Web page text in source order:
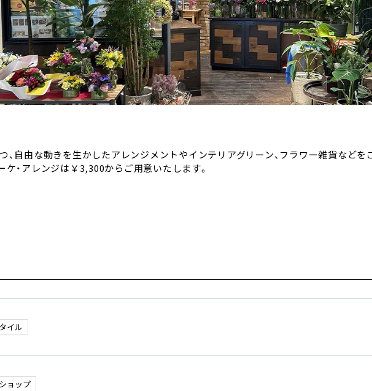
、自由な動きを生かしたアレンジメントやインテリアグリーン、フラワー雑貨などを
ケ・アレンジは￥3,300からご用意いたします。
イル
ョップ